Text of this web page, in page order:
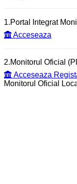
1.Portal Integrat
Acceseaza
2.Monitorul Oficial
Acceseaza
Monitorul Oficial